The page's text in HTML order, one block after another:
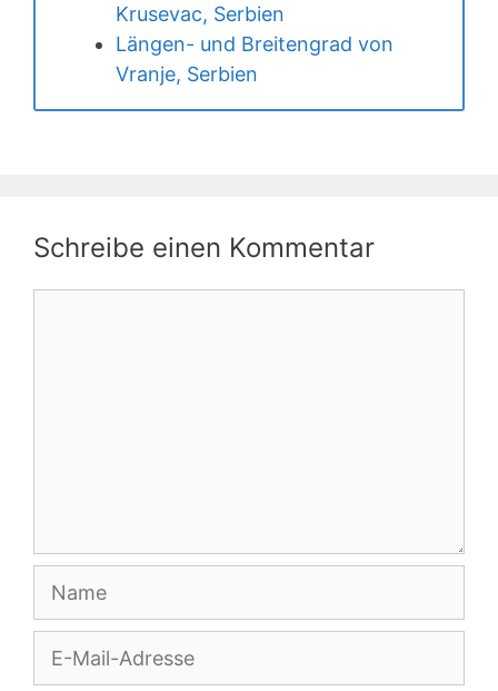
Krusevac, Serbien
Längen- und Breitengrad von
Vranje, Serbien
Schreibe einen Kommentar